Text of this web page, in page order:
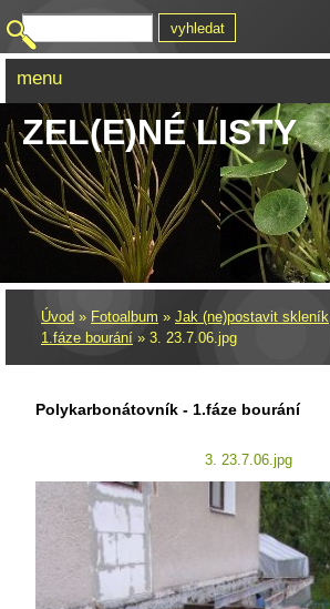
ZEL(E)NÉ LISTY
Úvod » Fotoalbum » Jak (ne)postavit skleník
1.fáze bourání » 3. 23.7.06.jpg
Polykarbonátovník - 1.fáze bourání
3. 23.7.06.jpg
menu